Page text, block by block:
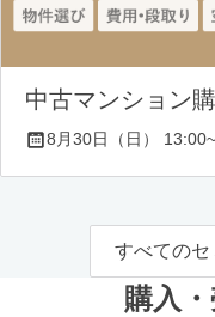
中古マンション
8月30日（日）
すべてのセ
購入